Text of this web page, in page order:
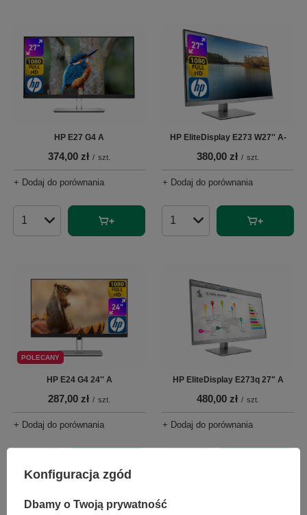
HP E27 G4 A
374,00 zł / szt.
+ Dodaj do porównania
Ilość produktów
HP EliteDisplay E273 W27'' A-
380,00 zł / szt.
+ Dodaj do porównania
Ilość produktów
POLECANY
HP E24 G4 24'' A
287,00 zł / szt.
+ Dodaj do porównania
Ilość produktów
HP EliteDisplay E273q 27" A
480,00 zł / szt.
+ Dodaj do porównania
Konfiguracja zgód
Dbamy o Twoją prywatność